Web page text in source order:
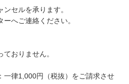
セルを承ります。
へご連絡ください。
おりません。
一律1,000円（税抜）をご請求させ